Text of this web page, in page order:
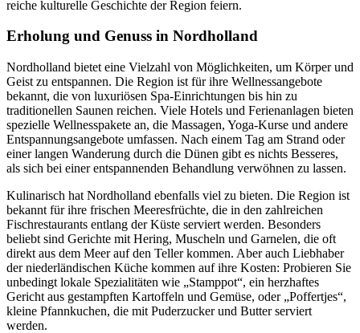
reiche kulturelle Geschichte der Region feiern.
Erholung und Genuss in Nordholland
Nordholland bietet eine Vielzahl von Möglichkeiten, um Körper und
Geist zu entspannen. Die Region ist für ihre Wellnessangebote
bekannt, die von luxuriösen Spa-Einrichtungen bis hin zu
traditionellen Saunen reichen. Viele Hotels und Ferienanlagen bieten
spezielle Wellnesspakete an, die Massagen, Yoga-Kurse und andere
Entspannungsangebote umfassen. Nach einem Tag am Strand oder
einer langen Wanderung durch die Dünen gibt es nichts Besseres,
als sich bei einer entspannenden Behandlung verwöhnen zu lassen.
Kulinarisch hat Nordholland ebenfalls viel zu bieten. Die Region ist
bekannt für ihre frischen Meeresfrüchte, die in den zahlreichen
Fischrestaurants entlang der Küste serviert werden. Besonders
beliebt sind Gerichte mit Hering, Muscheln und Garnelen, die oft
direkt aus dem Meer auf den Teller kommen. Aber auch Liebhaber
der niederländischen Küche kommen auf ihre Kosten: Probieren Sie
unbedingt lokale Spezialitäten wie „Stamppot“, ein herzhaftes
Gericht aus gestampften Kartoffeln und Gemüse, oder „Poffertjes“,
kleine Pfannkuchen, die mit Puderzucker und Butter serviert
werden.